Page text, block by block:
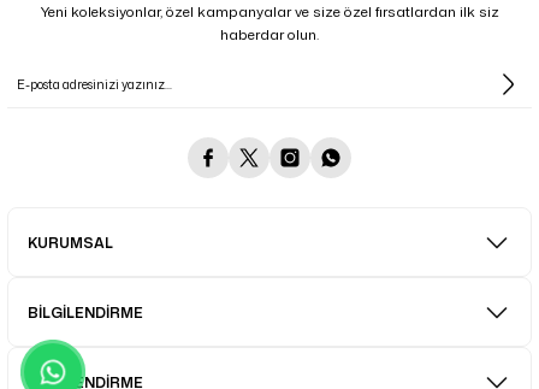
Yeni koleksiyonlar, özel kampanyalar ve size özel fırsatlardan ilk siz
haberdar olun.
KURUMSAL
BİLGİLENDİRME
BİLGİLENDİRME